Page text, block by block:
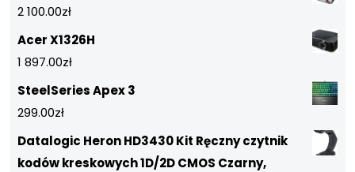
2 100.00zł
Acer X1326H
1 897.00zł
SteelSeries Apex 3
299.00zł
Datalogic Heron HD3430 Kit Ręczny czytnik
kodów kreskowych 1D/2D CMOS Czarny,